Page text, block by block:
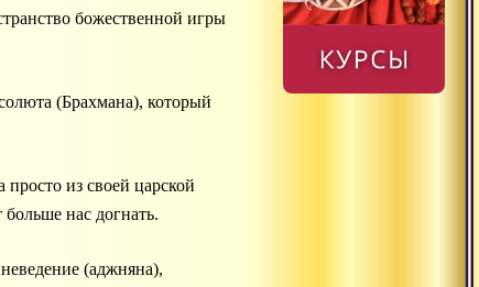
божественной игры
(Брахмана), который
просто из своей царской
нас догнать.
(аджняна),